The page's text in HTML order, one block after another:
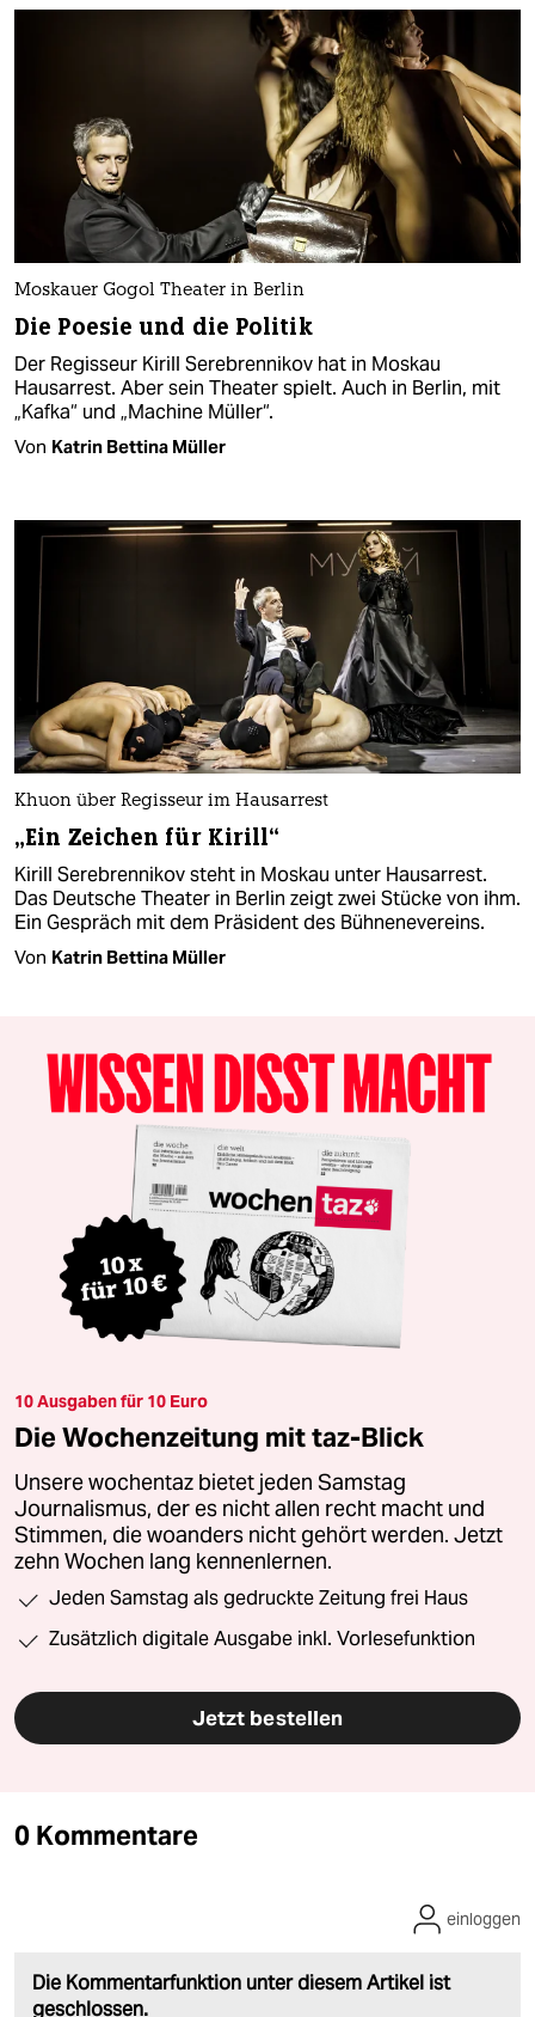
Moskauer Gogol Theater in Berlin
Die Poesie und die Politik
Der Regisseur Kirill Serebrennikov hat in Moskau
Hausarrest. Aber sein Theater spielt. Auch in Berlin, mit
„Kafka“ und „Machine Müller“.
Von Katrin Bettina Müller
Khuon über Regisseur im Hausarrest
„Ein Zeichen für Kirill“
Kirill Serebrennikov steht in Moskau unter Hausarrest.
Das Deutsche Theater in Berlin zeigt zwei Stücke von ihm.
Ein Gespräch mit dem Präsident des Bühnenevereins.
Von Katrin Bettina Müller
10 Ausgaben für 10 Euro
Die Wochenzeitung mit taz-Blick
Unsere wochentaz bietet jeden Samstag
Journalismus, der es nicht allen recht macht und
Stimmen, die woanders nicht gehört werden. Jetzt
zehn Wochen lang kennenlernen.
Jeden Samstag als gedruckte Zeitung frei Haus
Zusätzlich digitale Ausgabe inkl. Vorlesefunktion
Jetzt bestellen
0 Kommentare
Die Kommentarfunktion unter diesem Artikel ist
geschlossen.
einloggen